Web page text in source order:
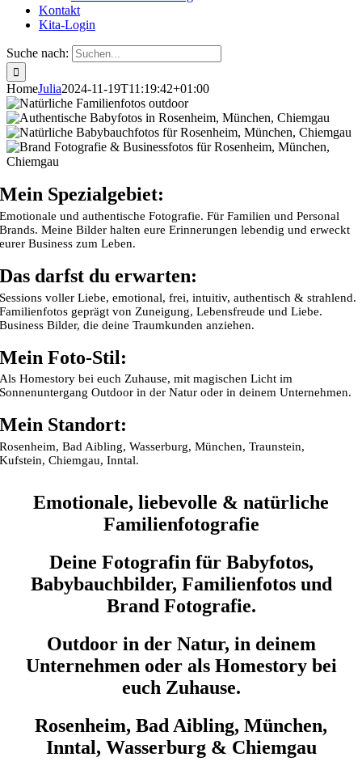
Kontakt
Kita-Login
Suche nach:
HomeJulia2024-11-19T11:19:42+01:00
Mein Spezialgebiet:
Emotionale und authentische Fotografie. Für Familien und Personal
Brands. Meine Bilder halten eure Erinnerungen lebendig und erweckt
eurer Business zum Leben.
Das darfst du erwarten:
Sessions voller Liebe, emotional, frei, intuitiv, authentisch & strahlend.
Familienfotos geprägt von Zuneigung, Lebensfreude und Liebe.
Business Bilder, die deine Traumkunden anziehen.
Mein Foto-Stil:
Als Homestory bei euch Zuhause, mit magischen Licht im
Sonnenuntergang Outdoor in der Natur oder in deinem Unternehmen.
Mein Standort:
Rosenheim, Bad Aibling, Wasserburg, München, Traunstein,
Kufstein, Chiemgau, Inntal.
Emotionale, liebevolle & natürliche
Familienfotografie
Deine Fotografin für Babyfotos,
Babybauchbilder, Familienfotos und
Brand Fotografie.
Outdoor in der Natur, in deinem
Unternehmen oder als Homestory bei
euch Zuhause.
Rosenheim, Bad Aibling, München,
Inntal, Wasserburg & Chiemgau